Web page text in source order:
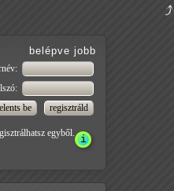
belépve jobb
egyből.